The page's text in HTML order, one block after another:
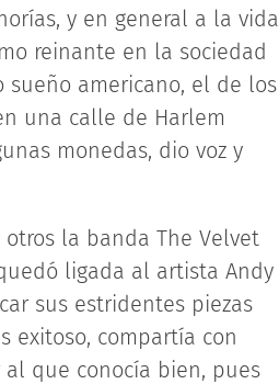
y en general a la vida
reinante en la sociedad
americano, el de los
una calle de Harlem
monedas, dio voz y
la banda The Velvet
ligada al artista Andy
sus estridentes piezas
exitoso, compartía con
que conocía bien, pues